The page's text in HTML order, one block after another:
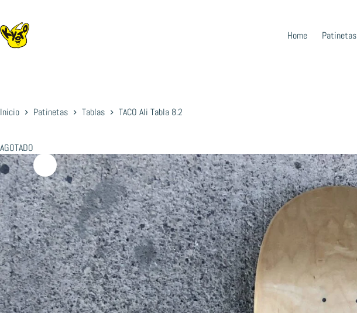
contenido
Home Patinetas
Inicio Patinetas Tablas TACO Ali Tabla 8.2
AGOTADO